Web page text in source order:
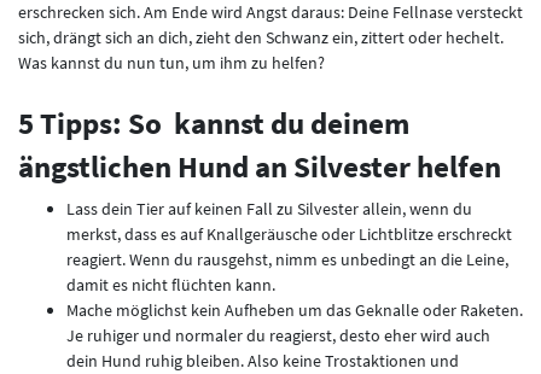
erschrecken sich. Am Ende wird Angst daraus: Deine Fellnase versteckt
sich, drängt sich an dich, zieht den Schwanz ein, zittert oder hechelt.
Was kannst du nun tun, um ihm zu helfen?
5 Tipps: So kannst du deinem
ängstlichen Hund an Silvester helfen
Lass dein Tier auf keinen Fall zu Silvester allein, wenn du
merkst, dass es auf Knallgeräusche oder Lichtblitze erschreckt
reagiert. Wenn du rausgehst, nimm es unbedingt an die Leine,
damit es nicht flüchten kann.
Mache möglichst kein Aufheben um das Geknalle oder Raketen.
Je ruhiger und normaler du reagierst, desto eher wird auch
dein Hund ruhig bleiben. Also keine Trostaktionen und